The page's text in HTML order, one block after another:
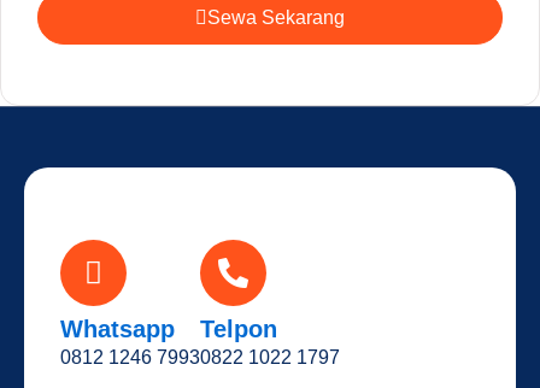
Sewa Sekarang
Whatsapp
0812 1246 7993
Telpon
0822 1022 1797